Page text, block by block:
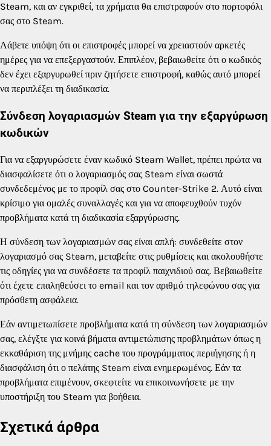
Steam, και αν εγκριθεί, τα χρήματα θα επιστραφούν στο πορτοφόλι
σας στο Steam.
Λάβετε υπόψη ότι οι επιστροφές μπορεί να χρειαστούν αρκετές
ημέρες για να επεξεργαστούν. Επιπλέον, βεβαιωθείτε ότι ο κωδικός
δεν έχει εξαργυρωθεί πριν ζητήσετε επιστροφή, καθώς αυτό μπορεί
να περιπλέξει τη διαδικασία.
Σύνδεση λογαριασμών Steam για την εξαργύρωση
κωδικών
Για να εξαργυρώσετε έναν κωδικό Steam Wallet, πρέπει πρώτα να
διασφαλίσετε ότι ο λογαριασμός σας Steam είναι σωστά
συνδεδεμένος με το προφίλ σας στο Counter-Strike 2. Αυτό είναι
κρίσιμο για ομαλές συναλλαγές και για να αποφευχθούν τυχόν
προβλήματα κατά τη διαδικασία εξαργύρωσης.
Η σύνδεση των λογαριασμών σας είναι απλή: συνδεθείτε στον
λογαριασμό σας Steam, μεταβείτε στις ρυθμίσεις και ακολουθήστε
τις οδηγίες για να συνδέσετε τα προφίλ παιχνιδιού σας. Βεβαιωθείτε
ότι έχετε επαληθεύσει το email και τον αριθμό τηλεφώνου σας για
πρόσθετη ασφάλεια.
Εάν αντιμετωπίσετε προβλήματα κατά τη σύνδεση των λογαριασμών
σας, ελέγξτε για κοινά βήματα αντιμετώπισης προβλημάτων όπως η
εκκαθάριση της μνήμης cache του προγράμματος περιήγησης ή η
διασφάλιση ότι ο πελάτης Steam είναι ενημερωμένος. Εάν τα
προβλήματα επιμένουν, σκεφτείτε να επικοινωνήσετε με την
υποστήριξη του Steam για βοήθεια.
Σχετικά άρθρα